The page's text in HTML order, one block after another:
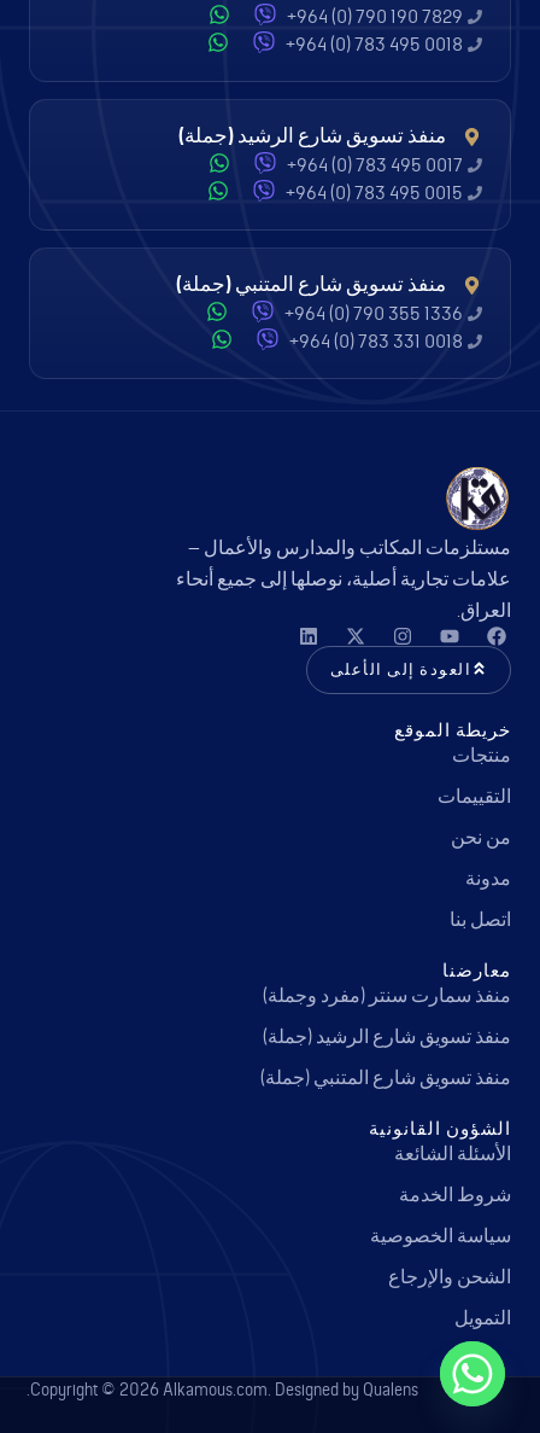
+964 (0) 790 190 7829
+964 (0) 783 495 0018
منفذ تسويق شارع الرشيد (جملة)
+964 (0) 783 495 0017
+964 (0) 783 495 0015
منفذ تسويق شارع المتنبي (جملة)
+964 (0) 790 355 1336
+964 (0) 783 331 0018
مستلزمات المكاتب والمدارس والأعمال —
علامات تجارية أصلية، نوصلها إلى جميع أنحاء
العراق.
العودة إلى الأعلى
خريطة الموقع
منتجات
التقييمات
من نحن
مدونة
اتصل بنا
معارضنا
منفذ سمارت سنتر (مفرد وجملة)
منفذ تسويق شارع الرشيد (جملة)
منفذ تسويق شارع المتنبي (جملة)
الشؤون القانونية
الأسئلة الشائعة
شروط الخدمة
سياسة الخصوصية
الشحن والإرجاع
التمويل
Copyright © 2026 Alkamous.com. Designed by Qualens.